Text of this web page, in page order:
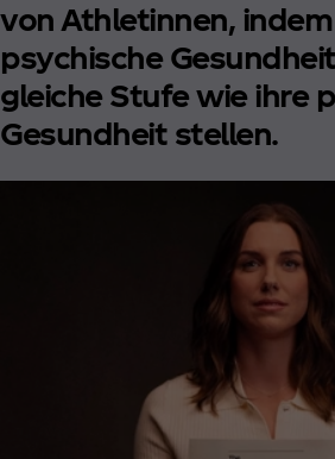
von Athletinnen,
psychische
gleiche Stufe wie ihre
Gesundheit stellen.